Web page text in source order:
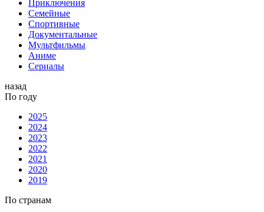
Приключения
Семейные
Спортивные
Документальные
Мультфильмы
Аниме
Сериалы
назад
По году
2025
2024
2023
2022
2021
2020
2019
По странам